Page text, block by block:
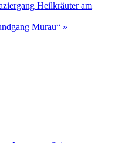
Heilkräuter am
Murau“ »